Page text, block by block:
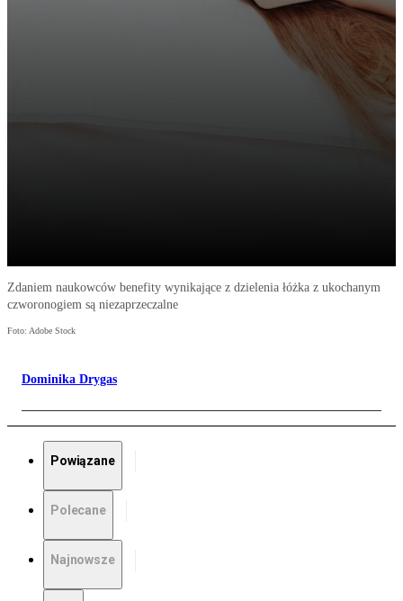
Zdaniem naukowców benefity wynikające z dzielenia łóżka z ukochanym
czworonogiem są niezaprzeczalne
Foto: Adobe Stock
Dominika Drygas
Powiązane
Polecane
Najnowsze